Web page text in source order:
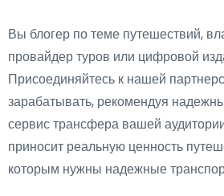
Вы блогер по теме путешествий,
провайдер туров или цифровой
Присоединяйтесь к нашей
зарабатывать, рекомендуя
сервис трансфера вашей
приносит реальную ценность
которым нужны надежные